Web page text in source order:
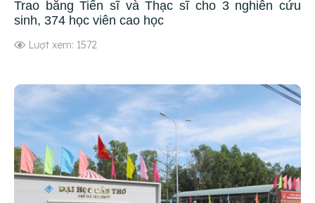
Trao bằng Tiến sĩ và Thạc sĩ cho 3 nghiên cứu
sinh, 374 học viên cao học
Lượt xem: 1572